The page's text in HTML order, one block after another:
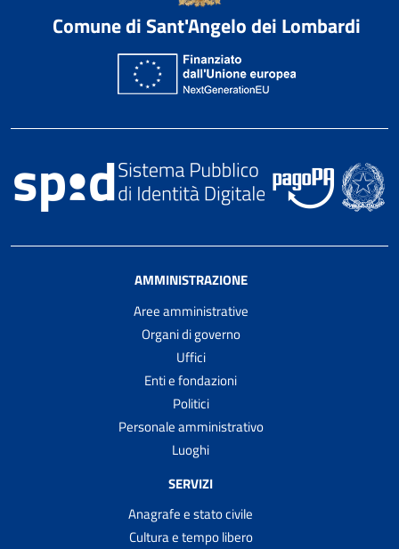
Comune di Sant'Angelo dei Lombardi
AMMINISTRAZIONE
Aree amministrative
Organi di governo
Uffici
Enti e fondazioni
Politici
Personale amministrativo
Luoghi
SERVIZI
Anagrafe e stato civile
Cultura e tempo libero